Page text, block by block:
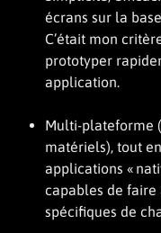
écrans sur la
C’était mon
prototyper
application.
Multi-plateforme
matériels), tout
applications «
capables de
spécifiques de